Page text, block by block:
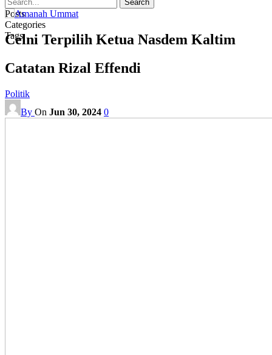
Posts
Categories
Tags
Celni Terpilih Ketua Nasdem Kaltim
Catatan Rizal Effendi
Politik
By On Jun 30, 2024 0